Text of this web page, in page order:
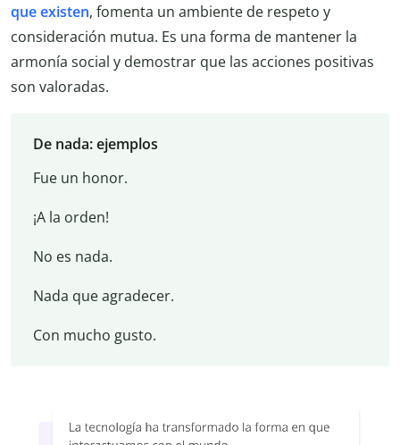
que existen, fomenta un ambiente de respeto y
consideración mutua. Es una forma de mantener la
armonía social y demostrar que las acciones positivas
son valoradas.
De nada: ejemplos
Fue un honor.
¡A la orden!
No es nada.
Nada que agradecer.
Con mucho gusto.